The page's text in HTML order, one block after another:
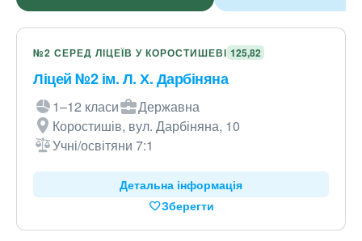
№2 СЕРЕД ЛІЦЕЇВ У КОРОСТИШЕВІ 125,82
Ліцей №2 ім. Л. Х. Дарбіняна
1–12 класи
Державна
Коростишів, вул. Дарбіняна, 10
Учні/освітяни 7:1
Детальна інформація
Зберегти